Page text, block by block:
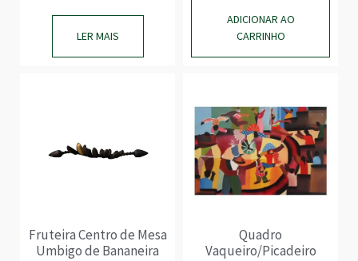
LER MAIS
ADICIONAR AO
CARRINHO
Fruteira Centro de Mesa
Umbigo de Bananeira
Quadro
Vaqueiro/Picadeiro